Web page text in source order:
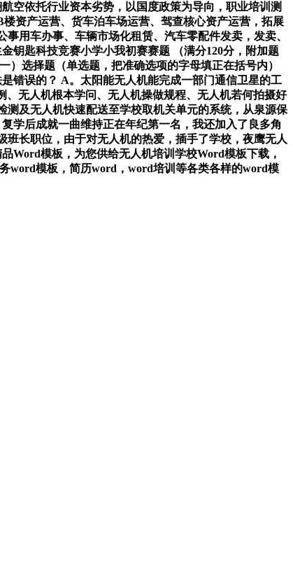
空依托行业资本劣势，以国度政策为导向，职业培训测
资产运营、货车泊车场运营、驾查核心资产运营，拓展
用车办事、车辆市场化租赁、汽车零配件发卖，发卖、
钥匙科技竞赛小学小我初赛赛题 （满分120分，附加题
选择题（单选题，把准确选项的字母填正在括号内）
错误的？ A。太阳能无人机能完成一部门通信卫星的工
无人机根本学问、无人机操做规程、无人机若何拍摄好
及无人机快速配送至学校取机关单元的系统，从泉源保
学后成就一曲维持正在年纪第一名，我还加入了良多角
长职位，由于对无人机的热爱，插手了学校，夜鹰无人
Word模板，为您供给无人机培训学校Word模板下载，
word模板，简历word，word培训等各类各样的word模